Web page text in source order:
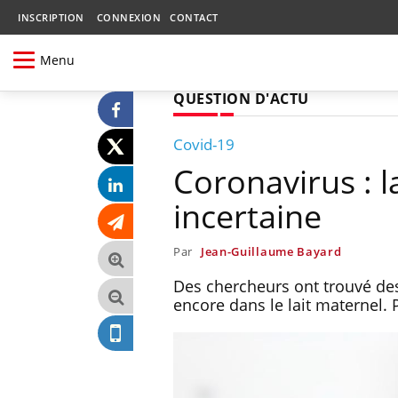
INSCRIPTION CONNEXION CONTACT
Menu
QUESTION D'ACTU
Covid-19
Coronavirus :
incertaine
Par Jean-Guillaume Bayard
Des chercheurs ont trouvé
encore dans le lait maternel.